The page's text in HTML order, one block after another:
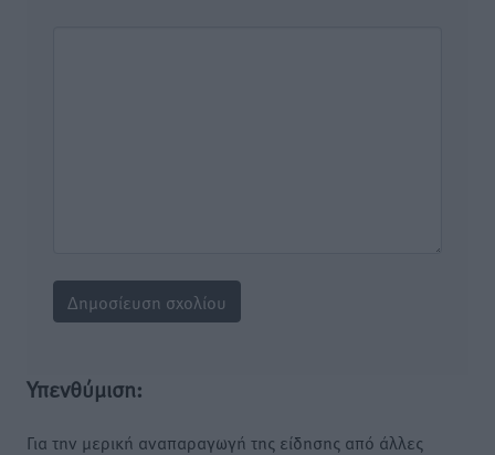
Υπενθύμιση:
Για την μερική αναπαραγωγή της είδησης από άλλες